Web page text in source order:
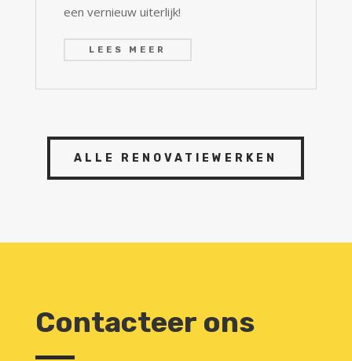
een vernieuw uiterlijk!
LEES MEER
ALLE RENOVATIEWERKEN
Contacteer ons